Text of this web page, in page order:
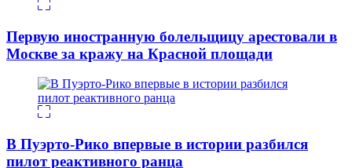
Первую иностранную болельщицу арестовали в
Москве за кражу на Красной площади
В Пуэрто-Рико впервые в истории разбился
пилот реактивного ранца